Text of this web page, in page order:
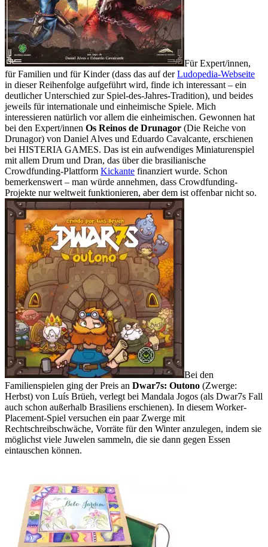
Für Expert/innen,
für Familien und für Kinder (dass das auf derLudopedia-Webseite
in dieser Reihenfolge aufgeführt wird, finde ich interessant – ein
deutlicher Unterschied zur Spiel-des-Jahres-Tradition), und beides
jeweils für internationale und einheimische Spiele. Mich
interessieren natürlich vor allem die einheimischen. Gewonnen hat
bei den Expert/innen Os Reinos de Drunagor (Die Reiche von
Drunagor) von Daniel Alves und Eduardo Cavalcante, erschienen
bei HISTERIA GAMES. Das ist ein aufwendiges Miniaturenspiel
mit allem Drum und Dran, das über die brasilianische
Crowdfunding-Plattform Kickante finanziert wurde. Schon
bemerkenswert – man würde annehmen, dass Crowdfunding-
Projekte nur weltweit funktionieren, aber dem ist offenbar nicht so.
Bei den
Familienspielen ging der Preis an Dwar7s: Outono (Zwerge:
Herbst) von Luís Brüeh, verlegt bei Mandala Jogos (als Dwar7s Fall
auch schon außerhalb Brasiliens erschienen). In diesem Worker-
Placement-Spiel versuchen ein paar Zwerge mit
Rechtschreibschwäche, Vorräte für den Winter anzulegen, indem sie
möglichst viele Juwelen sammeln, die sie dann gegen Essen
eintauschen können.